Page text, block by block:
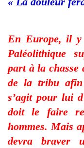
En Europe, il y
Paléolithique
part à la chasse
de la tribu
s’agit pour lui
doit le faire
hommes. Mais
devra braver